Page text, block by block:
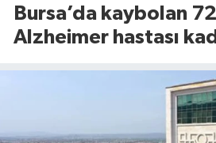
Bursa’da kaybolan
Alzheimer hastası